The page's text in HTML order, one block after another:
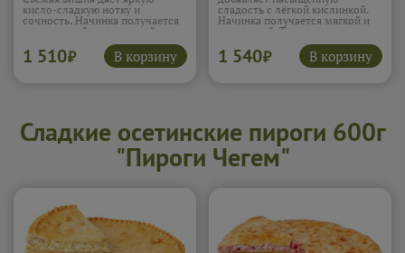
кисло-сладкую нотку и
сочность. Начинка получается
насыщенной и ароматной.
Лёгкая сладость смягчает вкус.
Пирог получается ярким и
аппетитным.
Подробнее...
1 510₽ В корзину
сладость с лёгкой кислинкой.
Начинка получается мягкой и
ароматной. Тесто удерживает
соки и остаётся нежным. Пирог
лёгкий и очень сочный.
Подробнее...
1 540₽ В корзину
Сладкие осетинские пироги 600г
"Пироги Чегем"